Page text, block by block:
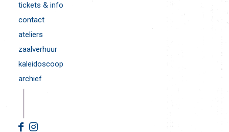
tickets & info
contact
ateliers
zaalverhuur
kaleidoscoop
archief